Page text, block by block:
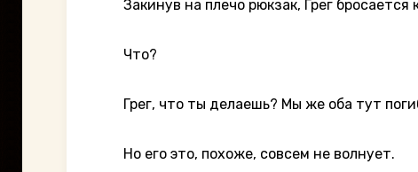
Закинув на плечо рюкзак, Грег бросается
Что?
Грег, что ты делаешь? Мы же оба тут
Но его это, похоже, совсем не волнует.